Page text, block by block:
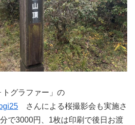
トグラファー」の
さんによる桜撮影会も実施さ
で3000円、1枚は印刷で後日お渡